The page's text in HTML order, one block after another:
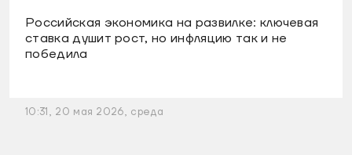
Российская экономика на развилке: ключевая
ставка душит рост, но инфляцию так и не
победила
10:31, 20 мая 2026, среда